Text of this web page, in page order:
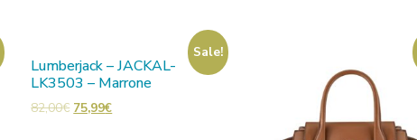
Sale!
Lumberjack – JACKAL-
LK3503 – Marrone
82,00€ 75,99€